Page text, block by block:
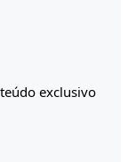
exclusivo